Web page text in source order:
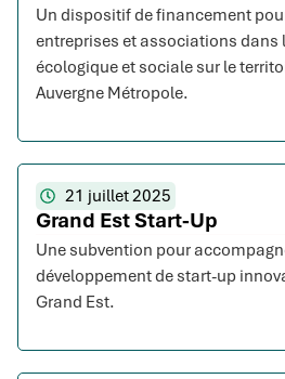
Un dispositif de financement
entreprises et associations dans
écologique et sociale sur le
Auvergne Métropole.
21 juillet 2025
Grand Est Start-Up
Une subvention pour
développement de start-up
Grand Est.